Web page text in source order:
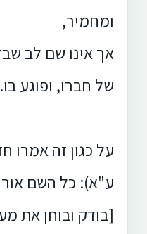
ומחמיר,
אך אינו שם לב
של חברו, ופוגע בו.
על כגון זה אמרו
ע"א): כל השם
[בודק ובוחן את